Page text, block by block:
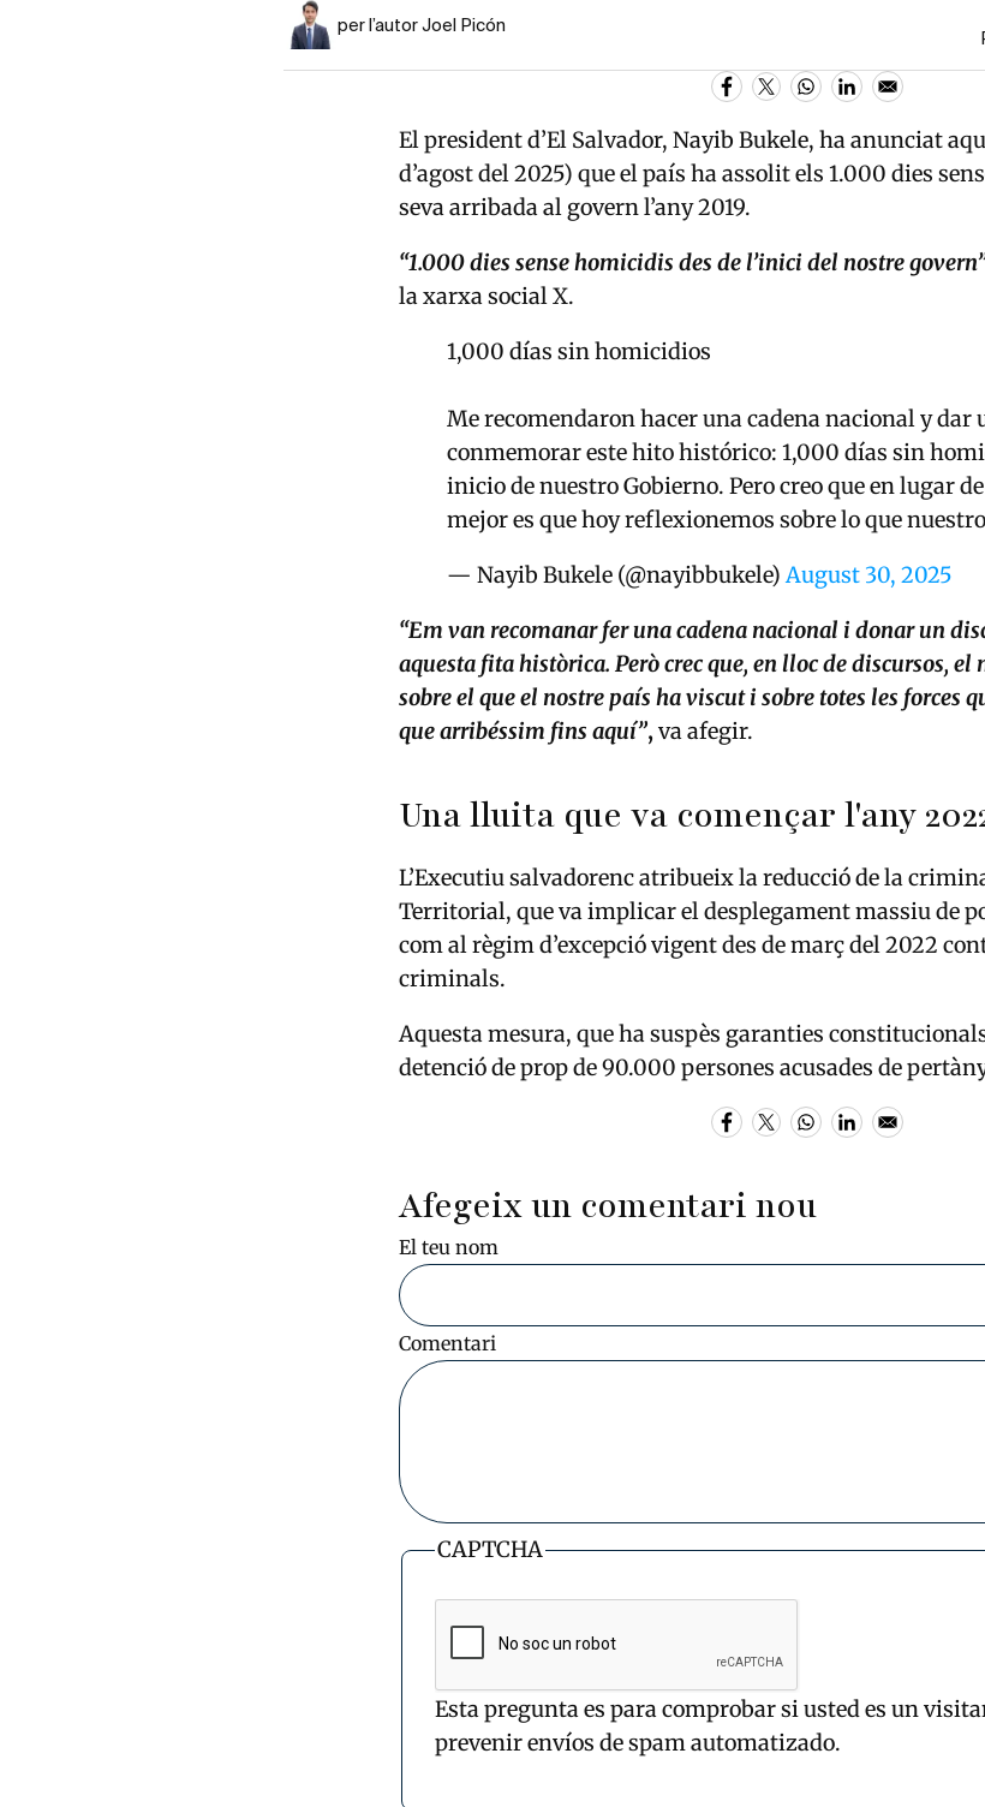
per l’autor Joel Picón
El president d’El Salvador, Nayib Bukele, ha anunciat
d’agost del 2025) que el país ha assolit els 1.000 dies
seva arribada al govern l’any 2019.
“1.000 dies sense homicidis des de l’inici del nostre
la xarxa social X.
1,000 días sin homicidios
Me recomendaron hacer una cadena nacional y dar
conmemorar este hito histórico: 1,000 días sin
inicio de nuestro Gobierno. Pero creo que en lugar
mejor es que hoy reflexionemos sobre lo que
— Nayib Bukele (@nayibbukele) August 30, 2025
“Em van recomanar fer una cadena nacional i donar un
aquesta fita històrica. Però crec que, en lloc de discursos,
sobre el que el nostre país ha viscut i sobre totes les forces
que arribéssim fins aquí”, va afegir.
Una lluita que va començar l'any
L’Executiu salvadorenc atribueix la reducció de la
Territorial, que va implicar el desplegament massiu de
com al règim d’excepció vigent des de març del 2022
criminals.
Aquesta mesura, que ha suspès garanties
detenció de prop de 90.000 persones acusades de
Afegeix un comentari nou
El teu nom
Comentari
CAPTCHA
Esta pregunta es para comprobar si usted es un
prevenir envíos de spam automatizado.